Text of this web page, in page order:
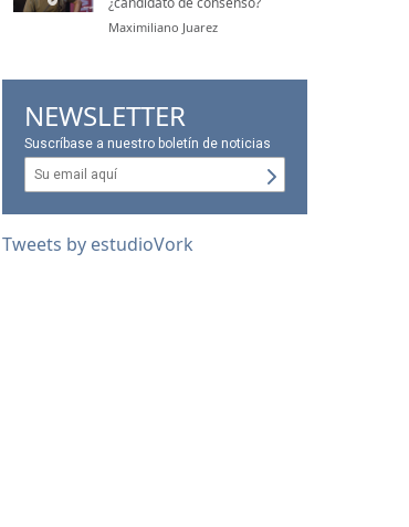
Maximiliano Juarez
NEWSLETTER
Suscríbase a nuestro boletín de noticias
Tweets by estudioVork